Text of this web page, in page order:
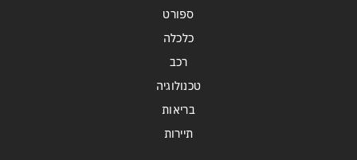
ספורט
כלכלה
רכב
טכנולוגיה
בריאות
תיירות